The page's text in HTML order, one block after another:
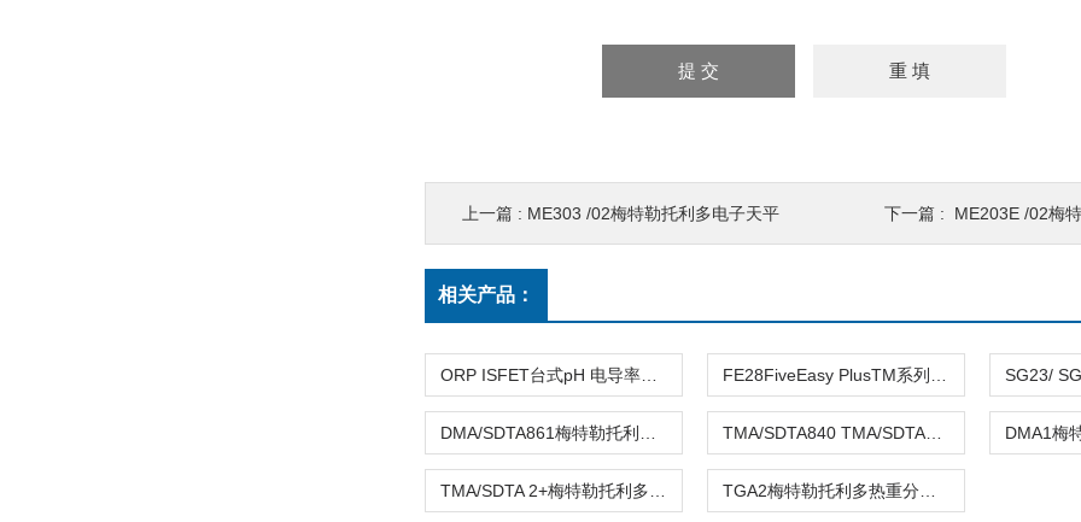
上一篇 : ME303 /02梅特勒托利多电子天平 下一篇 : ME203E /02梅
相关产品：